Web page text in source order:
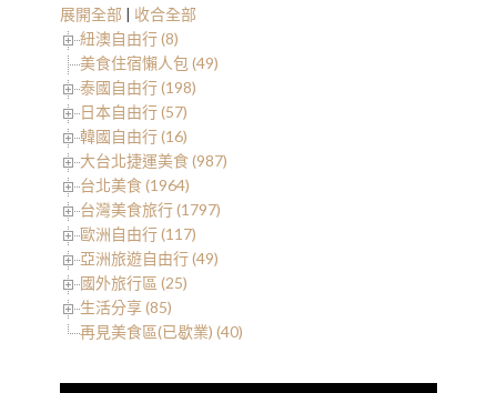
展開全部 | 收合全部
紐澳自由行 (8)
美食住宿懶人包 (49)
泰國自由行 (198)
日本自由行 (57)
韓國自由行 (16)
大台北捷運美食 (987)
台北美食 (1964)
台灣美食旅行 (1797)
歐洲自由行 (117)
亞洲旅遊自由行 (49)
國外旅行區 (25)
生活分享 (85)
再見美食區(已歇業) (40)